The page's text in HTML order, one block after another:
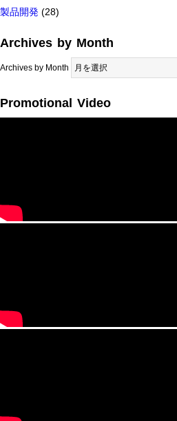
製品開発 (28)
Archives by Month
Archives by Month
Promotional Video